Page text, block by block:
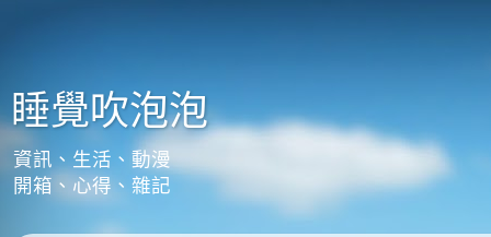
睡覺吹泡泡
資訊、生活、動漫
開箱、心得、雜記